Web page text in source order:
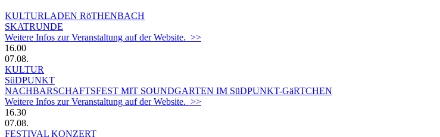
KULTURLADEN RöTHENBACH
SKATRUNDE
Weitere Infos zur Veranstaltung auf der Website. >>
16.00
07.08.
KULTUR
SüDPUNKT
NACHBARSCHAFTSFEST MIT SOUNDGARTEN IM SüDPUNKT-GäRTCHEN
Weitere Infos zur Veranstaltung auf der Website. >>
16.30
07.08.
FESTIVAL KONZERT